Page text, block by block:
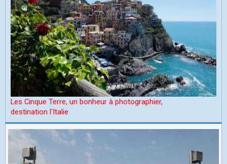
Les Cinque Terre, un bonheur à photographier,
destination l'Italie